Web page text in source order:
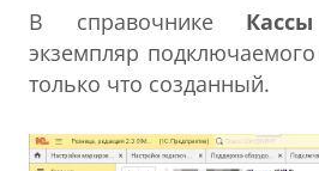
В справочнике
экземпляр
только что созданный.